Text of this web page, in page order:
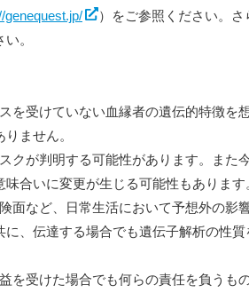
genequest.jp/
）をご参照ください。さ
。
を受けていない血縁者の遺伝的特徴を
ません。
クが判明する可能性があります。また
合いに変更が生じる可能性もあります
面など、日常生活において予想外の影
、伝達する場合でも遺伝子解析の性質
を受けた場合でも何らの責任を負うも